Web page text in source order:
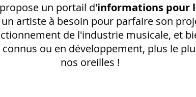
un portail d'informations pour
artiste à besoin pour parfaire son
de l'industrie musicale, et
connus ou en développement, plus le
nos oreilles !